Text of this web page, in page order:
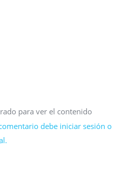
para ver el contenido
debe iniciar sesión o